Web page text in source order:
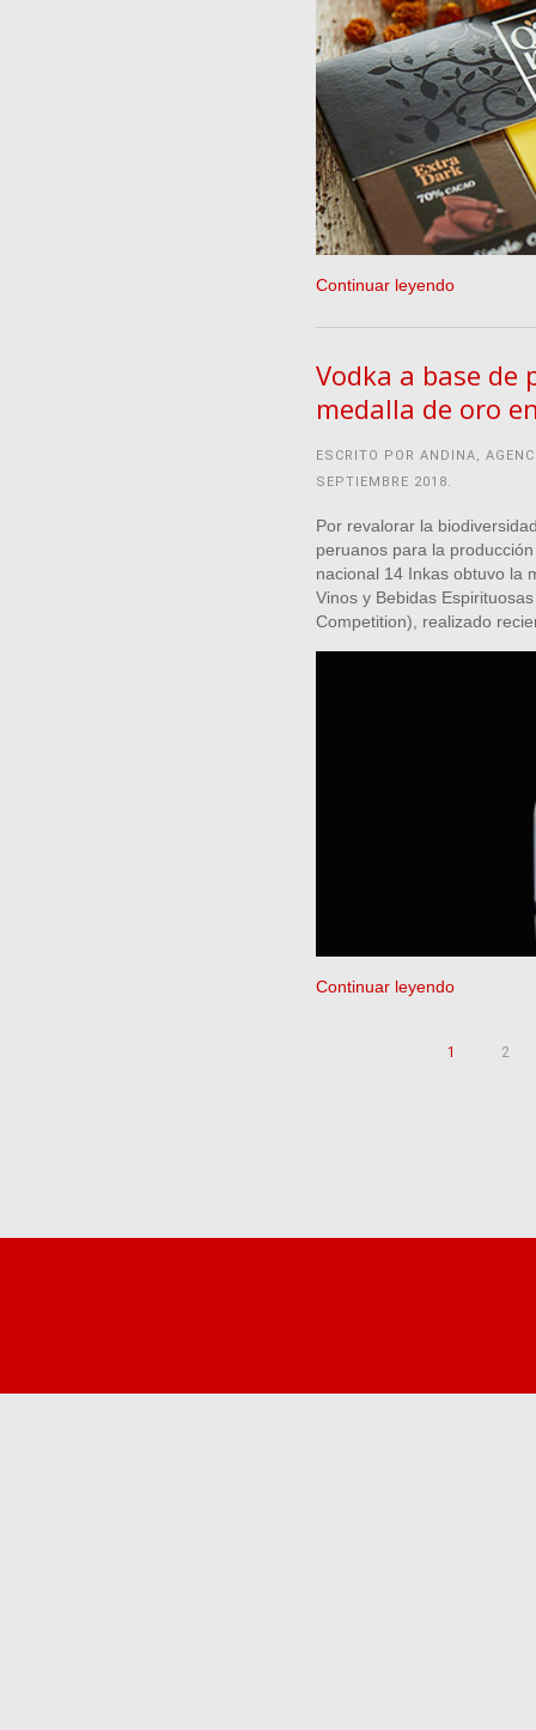
Continuar leyendo
Vodka a base de
medalla de oro
ESCRITO POR ANDINA,
SEPTIEMBRE 2018.
Por revalorar la
peruanos para la
nacional 14 Inkas obtuvo la
Vinos y Bebidas
Competition), realizado
Continuar leyendo
1 2